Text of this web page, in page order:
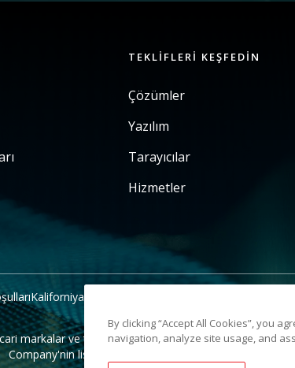
TEKLIFLERI KEŞFEDIN
Çözümler
Yazılım
Tarayıcılar
Hizmetler
Kaliforniya Tahsilat Bildirimi
markalar ve ticari isimler ilgili sahiplerinin
Company'nin lisansı altında kullanılmaktadır.
By clicking “Accept All Cookies”, you
navigation, analyze site usage, and